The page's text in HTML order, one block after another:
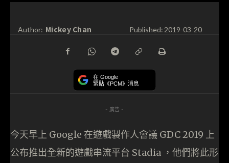
Author: Mickey Chan Published:2019-03-20
在 Google
緊貼《PCM》消息
- 廣告 -
今天早上 Google 在遊戲製作人會議 GDC 2019 上
公布推出全新的遊戲串流平台 Stadia ，他們將此形